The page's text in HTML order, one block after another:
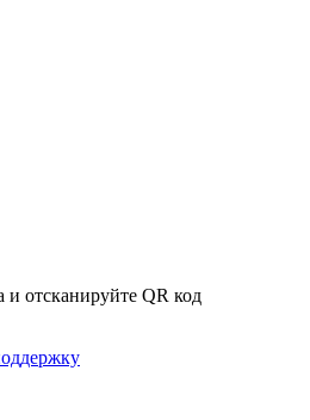
и отсканируйте QR код